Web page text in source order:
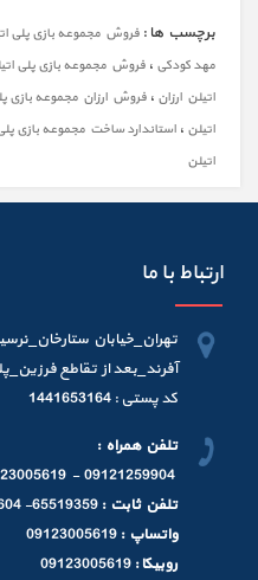
برچسب ها : فروش مجموعه بازی پلی
مهد کودکی ، فروش مجموعه بازی پلی
اتیلن ارزان ، فروش ارزان مجموعه بازی
اتیلن ، استاندارد ساخت مجموعه بازی
اتیلن
ارتباط با ما
تهران_خیابان
آفرند_بعد از تقاطع فرزین_پلاک 22
کد پستی : 1441653164
تلفن همراه :
09121259904 - 09123005619
تلفن ثابت : 65519359- 65534604 021
واتساپ : 09123005619
روبیکا : 09123005619